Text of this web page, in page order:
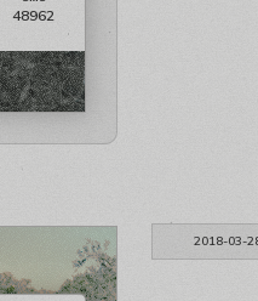
48962
2018-03-